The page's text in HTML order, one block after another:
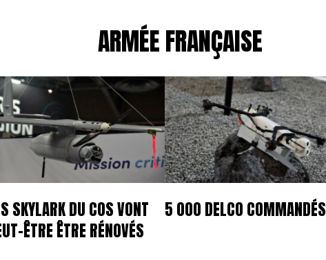
ARMÉE FRANÇAISE
SKYLARK DU COS VONT
ÊTRE ÊTRE RÉNOVÉS
5 000 DELCO COMMANDÉS